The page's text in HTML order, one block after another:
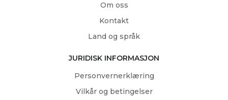
Om oss
Kontakt
Land og språk
JURIDISK INFORMASJON
Personvernerklæring
Vilkår og betingelser